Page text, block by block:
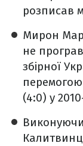
розписав
Мирон
не
збірної
(4:0) у